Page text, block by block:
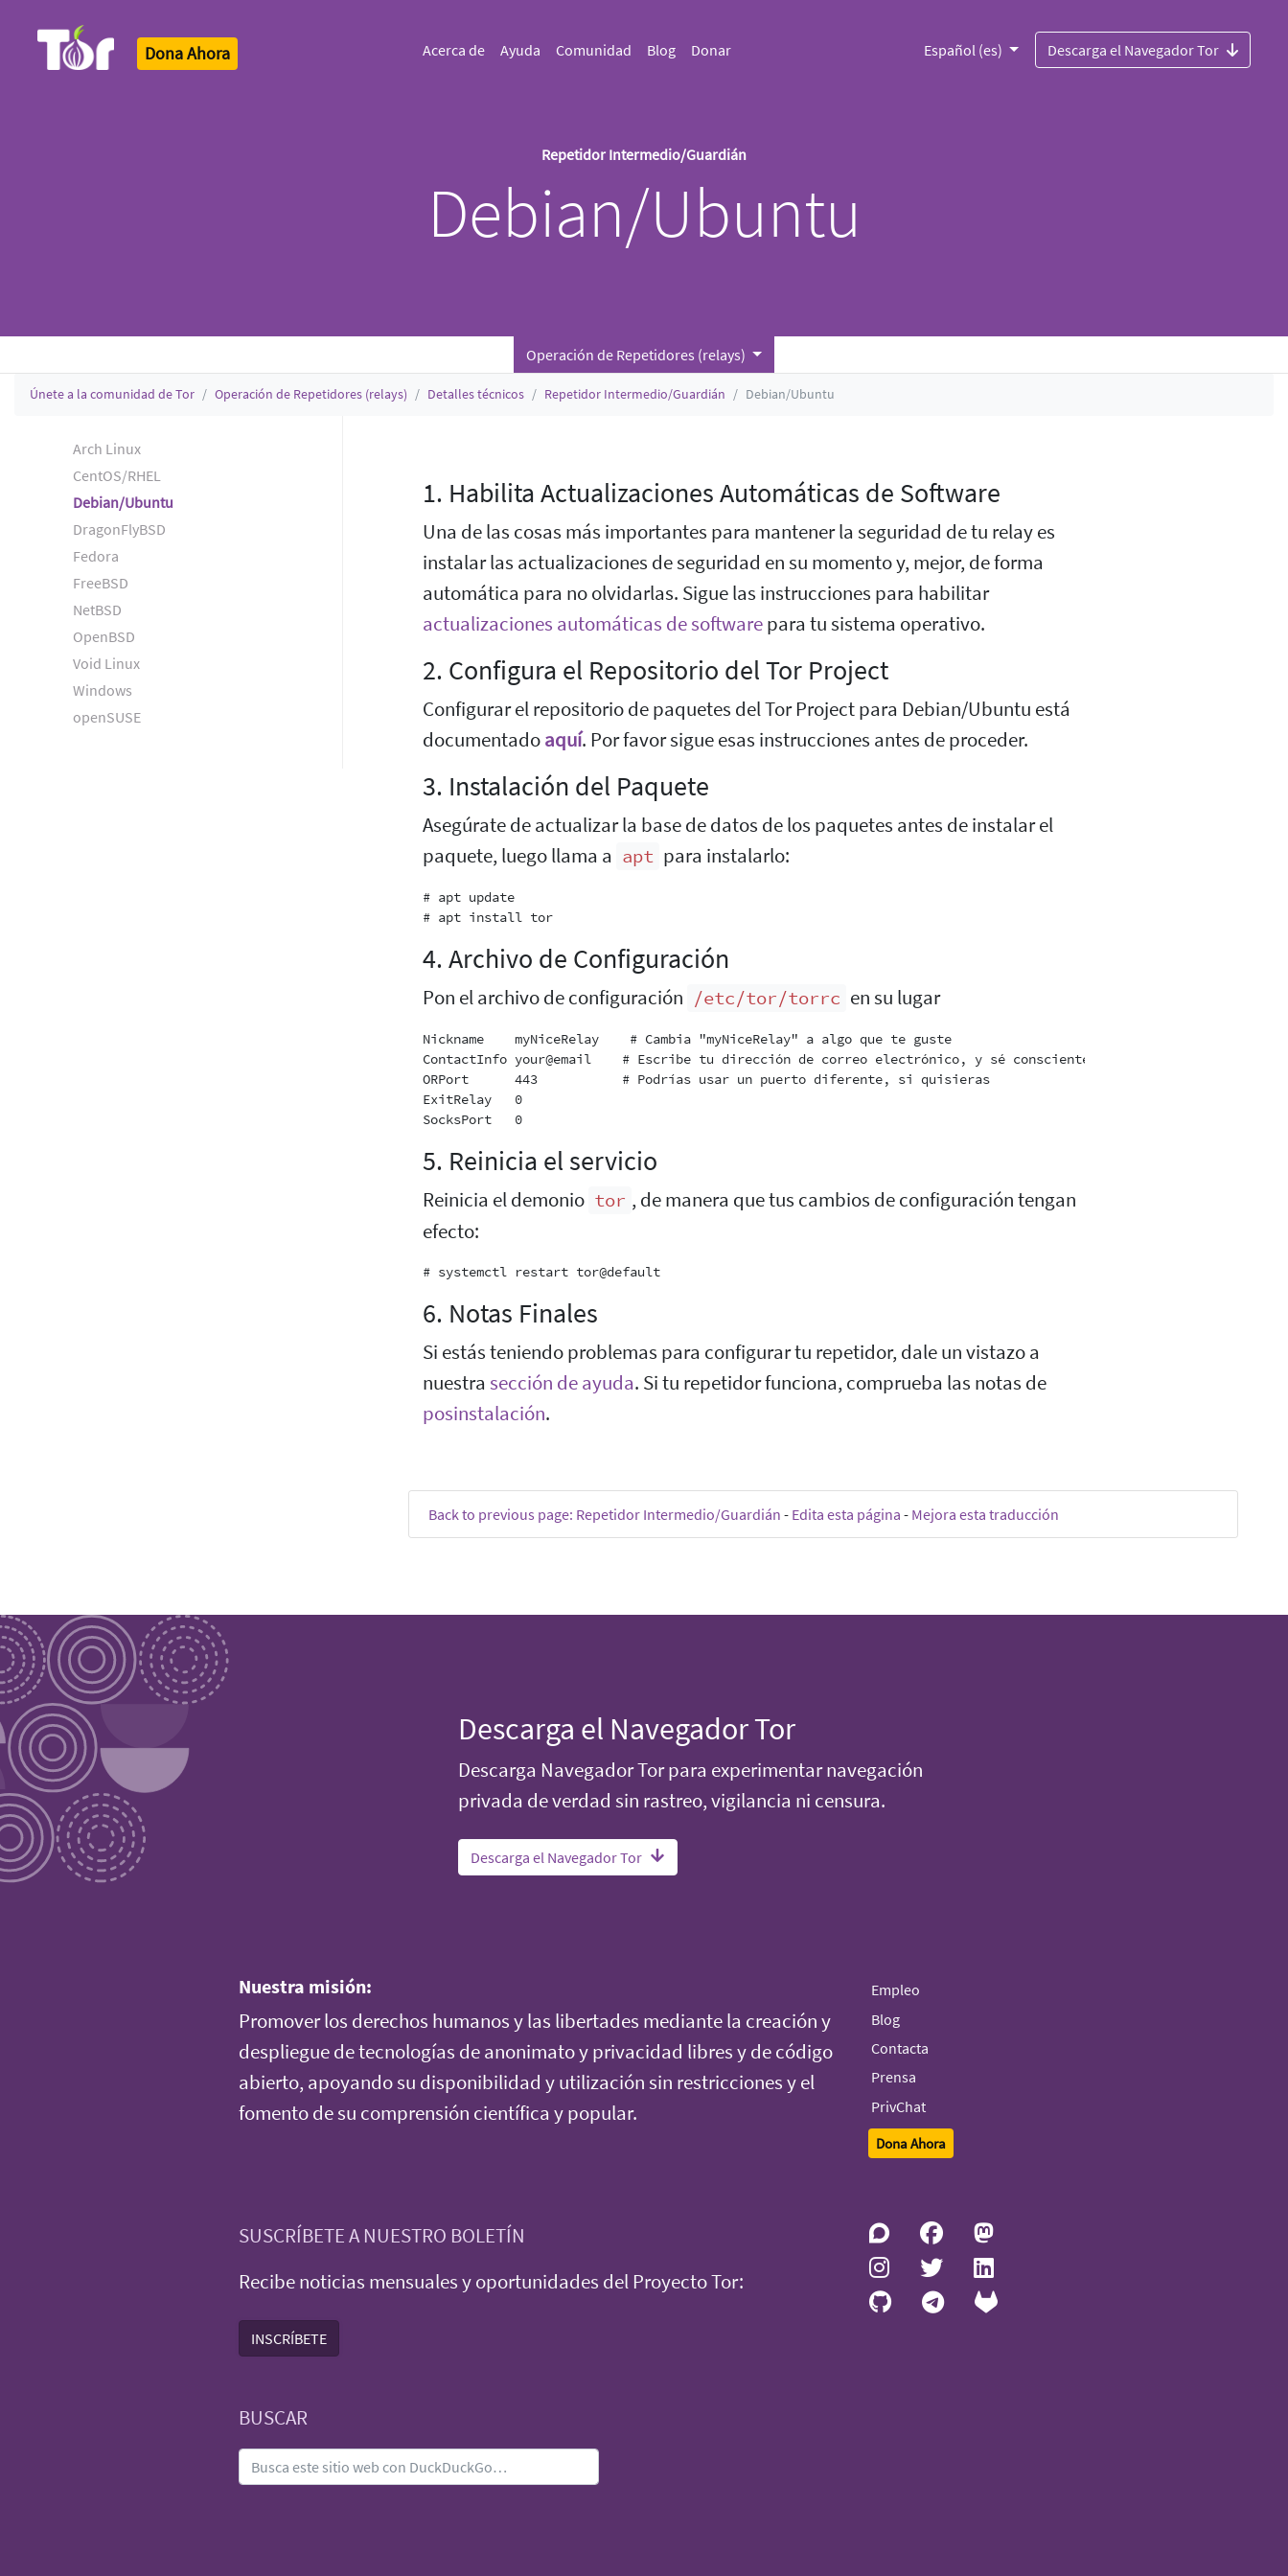
Dona Ahora Acerca de Ayuda Comunidad Blog Donar Español (es) Descarga el Navegador Tor
Repetidor Intermedio/Guardián
Debian/Ubuntu
Operación de Repetidores (relays)
Únete a la comunidad de Tor Operación de Repetidores (relays) Detalles técnicos Repetidor Intermedio/Guardián Debian/Ubuntu
Arch Linux
CentOS/RHEL
Debian/Ubuntu
DragonFlyBSD
Fedora
FreeBSD
NetBSD
OpenBSD
Void Linux
Windows
openSUSE
1. Habilita Actualizaciones Automáticas de Software
Una de las cosas más importantes para mantener la seguridad de tu relay es
instalar las actualizaciones de seguridad en su momento y, mejor, de forma
automática para no olvidarlas. Sigue las instrucciones para habilitar
actualizaciones automáticas de softwarepara tu sistema operativo.
2. Configura el Repositorio del Tor Project
Configurar el repositorio de paquetes del Tor Project para Debian/Ubuntu está
documentadoaquí. Por favor sigue esas instrucciones antes de proceder.
3. Instalación del Paquete
Asegúrate de actualizar la base de datos de los paquetes antes de instalar el
paquete, luego llama a apt para instalarlo:
# apt update
# apt install tor
4. Archivo de Configuración
Pon el archivo de configuración /etc/tor/torrc en su lugar
Nickname    myNiceRelay    # Cambia "myNiceRelay" a algo que te guste
ContactInfo your@email    # Escribe tu dirección de correo electrónico, y sé consciente de que será publicada
ORPort      443           # Podrías usar un puerto diferente, si quisieras
ExitRelay   0
SocksPort   0
5. Reinicia el servicio
Reinicia el demonio tor , de manera que tus cambios de configuración tengan
efecto:
# systemctl restart tor@default
6. Notas Finales
Si estás teniendo problemas para configurar tu repetidor, dale un vistazo a
nuestra sección de ayuda. Si tu repetidor funciona, comprueba las notas de
posinstalación.
Back to previous page: Repetidor Intermedio/Guardián - Edita esta página - Mejora esta traducción
Descarga el Navegador Tor
Descarga Navegador Tor para experimentar navegación
privada de verdad sin rastreo, vigilancia ni censura.
Descarga el Navegador Tor
Nuestra misión:
Promover los derechos humanos y las libertades mediante la creación y
despliegue de tecnologías de anonimato y privacidad libres y de código
abierto, apoyando su disponibilidad y utilización sin restricciones y el
fomento de su comprensión científica y popular.
Empleo
Blog
Contacta
Prensa
PrivChat
Dona Ahora
SUSCRÍBETE A NUESTRO BOLETÍN
Recibe noticias mensuales y oportunidades del Proyecto Tor:
INSCRÍBETE
BUSCAR